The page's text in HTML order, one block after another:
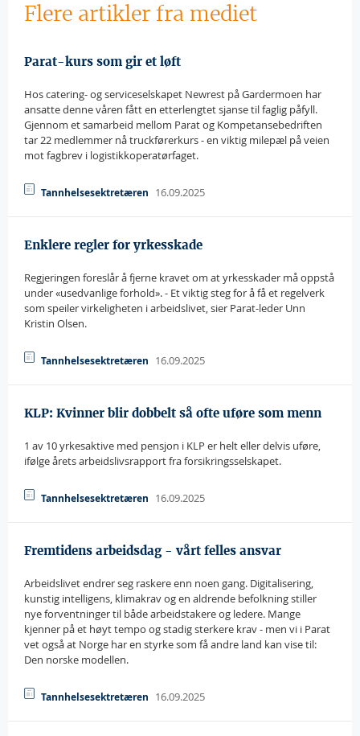
Flere artikler fra mediet
Parat-kurs som gir et løft
Hos catering- og serviceselskapet Newrest på Gardermoen har
ansatte denne våren fått en etterlengtet sjanse til faglig påfyll.
Gjennom et samarbeid mellom Parat og Kompetansebedriften
tar 22 medlemmer nå truckførerkurs - en viktig milepæl på veien
mot fagbrev i logistikkoperatørfaget.
Tannhelsesektretæren 16.09.2025
Enklere regler for yrkesskade
Regjeringen foreslår å fjerne kravet om at yrkesskader må oppstå
under «usedvanlige forhold». - Et viktig steg for å få et regelverk
som speiler virkeligheten i arbeidslivet, sier Parat-leder Unn
Kristin Olsen.
Tannhelsesektretæren 16.09.2025
KLP: Kvinner blir dobbelt så ofte uføre som menn
1 av 10 yrkesaktive med pensjon i KLP er helt eller delvis uføre,
ifølge årets arbeidslivsrapport fra forsikringsselskapet.
Tannhelsesektretæren 16.09.2025
Fremtidens arbeidsdag - vårt felles ansvar
Arbeidslivet endrer seg raskere enn noen gang. Digitalisering,
kunstig intelligens, klimakrav og en aldrende befolkning stiller
nye forventninger til både arbeidstakere og ledere. Mange
kjenner på et høyt tempo og stadig sterkere krav - men vi i Parat
vet også at Norge har en styrke som få andre land kan vise til:
Den norske modellen.
Tannhelsesektretæren 16.09.2025